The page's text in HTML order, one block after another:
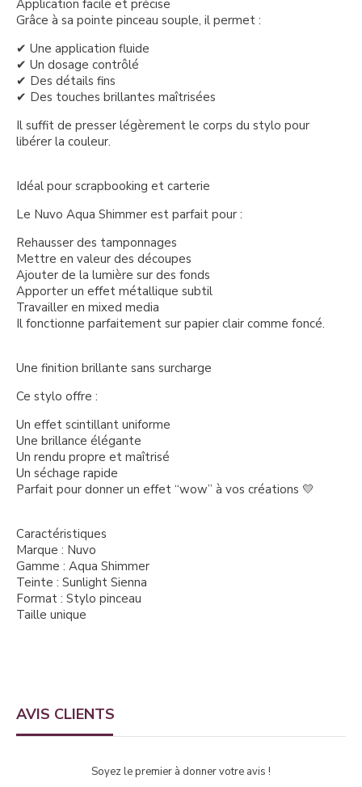
Application facile et précise
Grâce à sa pointe pinceau souple, il permet :
✔ Une application fluide
✔ Un dosage contrôlé
✔ Des détails fins
✔ Des touches brillantes maîtrisées
Il suffit de presser légèrement le corps du stylo pour
libérer la couleur.
Idéal pour scrapbooking et carterie
Le Nuvo Aqua Shimmer est parfait pour :
Rehausser des tamponnages
Mettre en valeur des découpes
Ajouter de la lumière sur des fonds
Apporter un effet métallique subtil
Travailler en mixed media
Il fonctionne parfaitement sur papier clair comme foncé.
Une finition brillante sans surcharge
Ce stylo offre :
Un effet scintillant uniforme
Une brillance élégante
Un rendu propre et maîtrisé
Un séchage rapide
Parfait pour donner un effet “wow” à vos créations 💛
Caractéristiques
Marque : Nuvo
Gamme : Aqua Shimmer
Teinte : Sunlight Sienna
Format : Stylo pinceau
Taille unique
AVIS CLIENTS
Soyez le premier à donner votre avis !